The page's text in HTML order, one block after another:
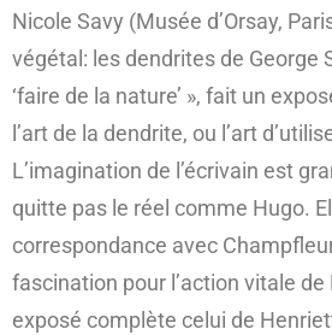
Nicole Savy (Musée d’Orsay,
végétal: les dendrites de George
‘faire de la nature’ », fait un
l’art de la dendrite, ou l’art
L’imagination de l’écrivain est
quitte pas le réel comme Hugo.
correspondance avec
fascination pour l’action vitale
exposé complète celui de